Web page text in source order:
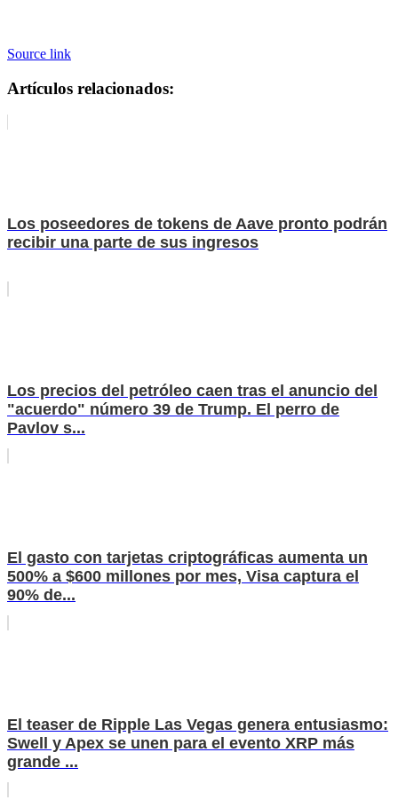
Source link
Artículos relacionados:
Los poseedores de tokens de Aave pronto podrán
recibir una parte de sus ingresos
Los precios del petróleo caen tras el anuncio del
"acuerdo" número 39 de Trump. El perro de
Pavlov s...
El gasto con tarjetas criptográficas aumenta un
500% a $600 millones por mes, Visa captura el
90% de...
El teaser de Ripple Las Vegas genera entusiasmo:
Swell y Apex se unen para el evento XRP más
grande ...